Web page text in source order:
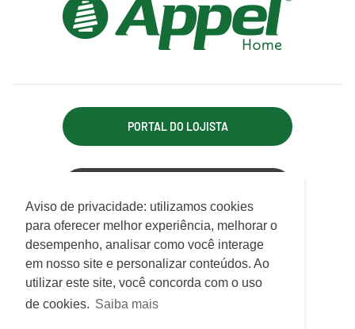
Utilizamos cookies para oferecer melhor
experiência, melhorar o desempenho, analisar
como você interage em nosso site e
personalizar conteúdo.
PORTAL DO LOJISTA
APPEL INDÚSTRIA TÊXTIL LTDA.
Rodovia Antônio Heil, km 21, 7.550 - Limoeiro
CEP 88352-502 - Brusque - SC
ATENDIMENTO
De Segunda a Sexta das 07h30 às 12h e das 13h às 17h15
Aviso de privacidade: utilizamos cookies
para oferecer melhor experiência, melhorar o
desempenho, analisar como você interage
em nosso site e personalizar conteúdos. Ao
utilizar este site, você concorda com o uso
de cookies. Saiba mais